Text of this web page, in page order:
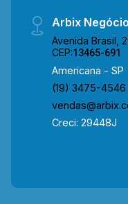
Arbix
Avenida Brasil,
CEP:13465-691
Americana - SP
(19) 3475-4546
Creci: 29448J